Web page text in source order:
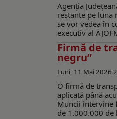
Agenția
restante pe luna
se vor vedea în
executiv al
Firmă de
negru”
Luni, 11 Mai 2026
O firmă de
aplicată până
Muncii intervine
de 1.000.000